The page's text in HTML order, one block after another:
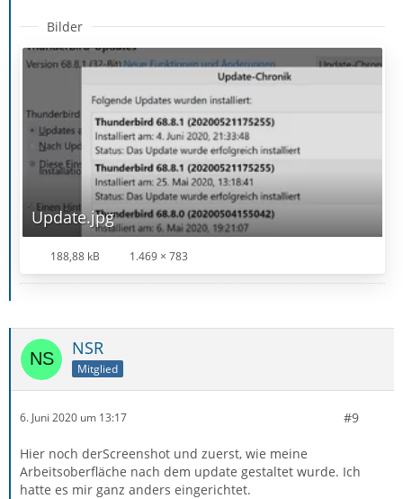
Bilder
Update.jpg
188,88 kB 1.469 × 783
NSR
Mitglied
6. Juni 2020 um 13:17 #9
Hier noch derScreenshot und zuerst, wie meine
Arbeitsoberfläche nach dem update gestaltet wurde. Ich
hatte es mir ganz anders eingerichtet.